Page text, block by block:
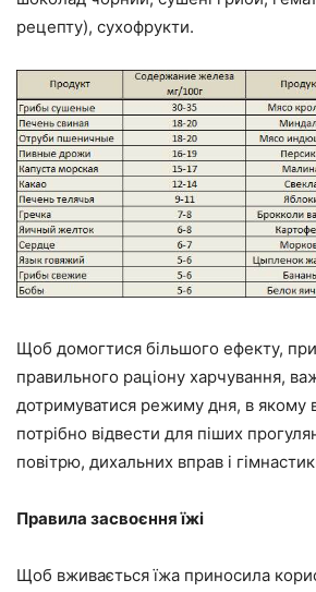
рецепту), сухофрукти.
Щоб домогтися більшого ефекту,
правильного раціону харчування,
дотримуватися режиму дня, в якому
потрібно відвести для піших
повітрю, дихальних вправ і
Правила засвоєння їжі
Щоб вживається їжа приносила